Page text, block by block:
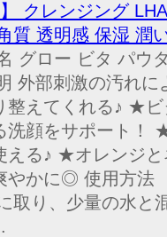
クレンジング
質 透明感 保湿 潤
グロー ビタ パウ
外部刺激の汚れ
整えてくれる♪ ★
洗顔をサポート！
える♪ ★オレンジ
やかに◎ 使用方法
取り、少量の水と